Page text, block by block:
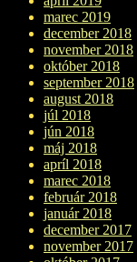
marec 2019
december 2018
november 2018
október 2018
september 2018
august 2018
júl 2018
jún 2018
máj 2018
apríl 2018
marec 2018
február 2018
január 2018
december 2017
november 2017